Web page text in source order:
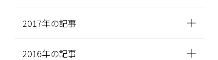
2017年の記事
2016年の記事